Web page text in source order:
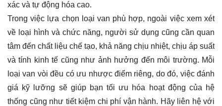
xác và tự động hóa cao.
Trong việc lựa chọn loại van phù hợp, ngoài việc xem xét
về loại hình và chức năng, người sử dụng cũng cần quan
tâm đến chất liệu chế tạo, khả năng chịu nhiệt, chịu áp suất
và tính kinh tế cũng như ảnh hưởng đến môi trường. Mỗi
loại van vòi đều có ưu nhược điểm riêng, do đó, việc đánh
giá kỹ lưỡng sẽ giúp bạn tối ưu hóa hoạt động của hệ
thống cũng như tiết kiệm chi phí vận hành. Hãy liên hệvới